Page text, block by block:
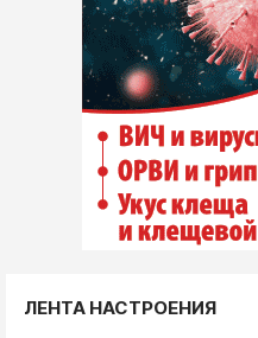
ЛЕНТА НАСТРОЕНИЯ